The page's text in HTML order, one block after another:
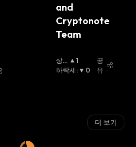
and
Cryptonote
Team
상
승
1
하락세: 0
공
유
더 보기